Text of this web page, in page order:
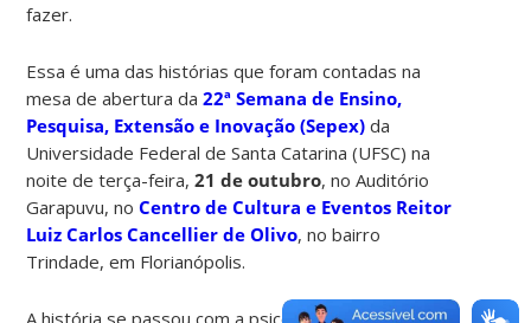
fazer.
Essa é uma das histórias que foram contadas na
mesa de abertura da22ª Semana de Ensino,
Pesquisa, Extensão e Inovação (Sepex) da
Universidade Federal de Santa Catarina (UFSC) na
noite de terça-feira,21 de outubro, no Auditório
Garapuvu, noCentro de Cultura e Eventos Reitor
Luiz Carlos Cancellier de Olivo, no bairro
Trindade, em Florianópolis.
A história se passou com a psicólogaPaola Delben